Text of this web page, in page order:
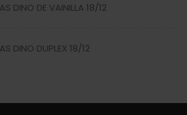
DINO DE VAINILLA 18/12
DINO DUPLEX 18/12